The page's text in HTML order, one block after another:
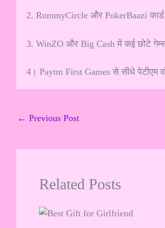
2. RummyCircle और PokerBaazi
3. WinZO और Big Cash में कई छोटे
4। Paytm First Games से सीधे पेटीएम
← Previous Post
Related Posts